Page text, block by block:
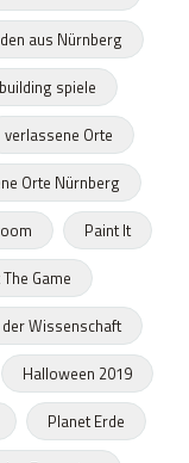
aus Nürnberg
spiele
verlassene Orte
Orte Nürnberg
Paint It
The Game
Wissenschaft
Halloween 2019
Planet Erde